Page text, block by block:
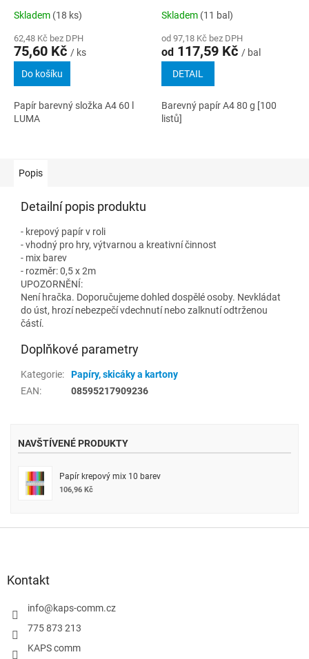
Skladem (18 ks)
62,48 Kč bez DPH
75,60 Kč / ks
Do košíku
Papír barevný složka A4 60 l
LUMA
Skladem (11 bal)
od 97,18 Kč bez DPH
od 117,59 Kč / bal
DETAIL
Barevný papír A4 80 g [100
listů]
Popis
Detailní popis produktu
- krepový papír v roli
- vhodný pro hry, výtvarnou a kreativní činnost
- mix barev
- rozměr: 0,5 x 2m
UPOZORNĚNÍ:
Není hračka. Doporučujeme dohled dospělé osoby. Nevkládat
do úst, hrozí nebezpečí vdechnutí nebo zalknutí odtrženou
částí.
Doplňkové parametry
Kategorie:
Papíry, skicáky a kartony
EAN: 08595217909236
NAVŠTÍVENÉ PRODUKTY
Papír krepový mix 10 barev
106,96 Kč
Kontakt
info@kaps-comm.cz
775 873 213
KAPS comm